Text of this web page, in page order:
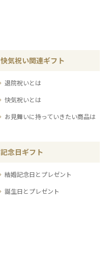
快気祝い関連ギフト
退院祝いとは
快気祝いとは
お見舞いに持っていきたい商品は
記念日ギフト
結婚記念日とプレゼント
誕生日とプレゼント